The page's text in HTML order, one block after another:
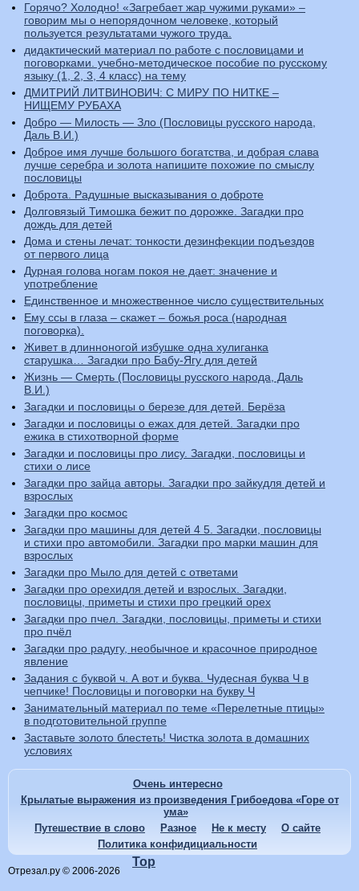
Горячо? Холодно! «Загребает жар чужими руками» –
говорим мы о непорядочном человеке, который
пользуется результатами чужого труда.
дидактический материал по работе с пословицами и
поговорками. учебно-методическое пособие по русскому
языку (1, 2, 3, 4 класс) на тему
ДМИТРИЙ ЛИТВИНОВИЧ: С МИРУ ПО НИТКЕ –
НИЩЕМУ РУБАХА
Добро — Милость — Зло (Пословицы русского народа,
Даль В.И.)
Доброе имя лучше большого богатства, и добрая слава
лучше серебра и золота напишите похожие по смыслу
пословицы
Доброта. Радушные высказывания о доброте
Долговязый Тимошка бежит по дорожке. Загадки про
дождь для детей
Дома и стены лечат: тонкости дезинфекции подъездов
от первого лица
Дурная голова ногам покоя не дает: значение и
употребление
Единственное и множественное число существительных
Ему ссы в глаза – скажет – божья роса (народная
поговорка).
Живет в длинноногой избушке одна хулиганка
старушка… Загадки про Бабу-Ягу для детей
Жизнь — Смерть (Пословицы русского народа, Даль
В.И.)
Загадки и пословицы о березе для детей. Берёза
Загадки и пословицы о ежах для детей. Загадки про
ежика в стихотворной форме
Загадки и пословицы про лису. Загадки, пословицы и
стихи о лисе
Загадки про зайца авторы. Загадки про зайкудля детей и
взрослых
Загадки про космос
Загадки про машины для детей 4 5. Загадки, пословицы
и стихи про автомобили. Загадки про марки машин для
взрослых
Загадки про Мыло для детей с ответами
Загадки про орехидля детей и взрослых. Загадки,
пословицы, приметы и стихи про грецкий орех
Загадки про пчел. Загадки, пословицы, приметы и стихи
про пчёл
Загадки про радугу, необычное и красочное природное
явление
Задания с буквой ч. А вот и буква. Чудесная буква Ч в
чепчике! Пословицы и поговорки на букву Ч
Занимательный материал по теме «Перелетные птицы»
в подготовительной группе
Заставьте золото блестеть! Чистка золота в домашних
условиях
Очень интересно
Крылатые выражения из произведения Грибоедова «Горе от
ума»
Путешествие в слово
Разное Не к месту
О сайте
Политика конфидициальности
Отрезал.ру © 2006-2026
Top